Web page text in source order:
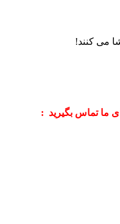
می کنند!
ما تماس بگیرید :